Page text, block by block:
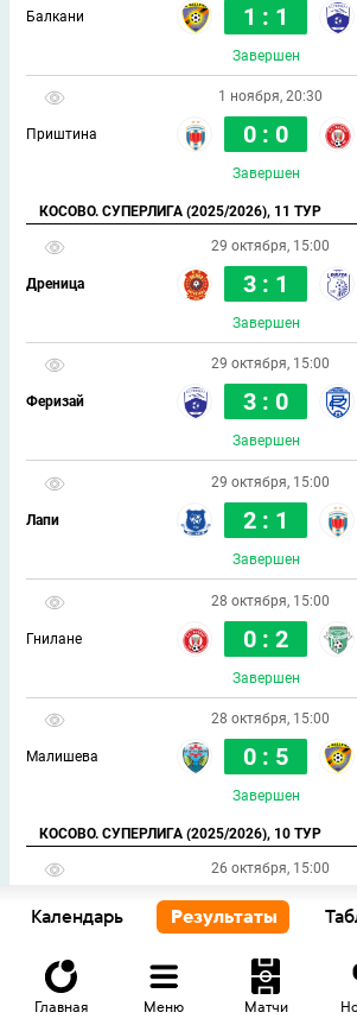
Главная Меню Матчи
Календарь Результаты
Балкани 1 : 1
Завершен
1 ноября, 20:30
Приштина 0 : 0
Завершен
КОСОВО. СУПЕРЛИГА (2025/2026), 11 ТУР
29 октября, 15:00
Дреница 3 : 1
Завершен
29 октября, 15:00
Феризай 3 : 0
Завершен
29 октября, 15:00
Лапи 2 : 1
Завершен
28 октября, 15:00
Гнилане 0 : 2
Завершен
28 октября, 15:00
Малишева 0 : 5
Завершен
КОСОВО. СУПЕРЛИГА (2025/2026), 10 ТУР
26 октября, 15:00
3 : 1
26 октября, 15:00